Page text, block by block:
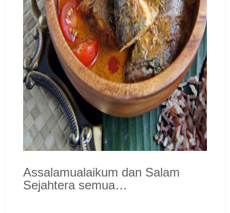
Assalamualaikum dan Salam
Sejahtera semua…